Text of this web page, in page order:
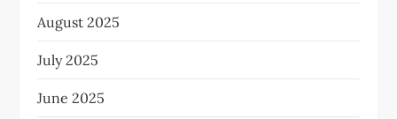
August 2025
July 2025
June 2025